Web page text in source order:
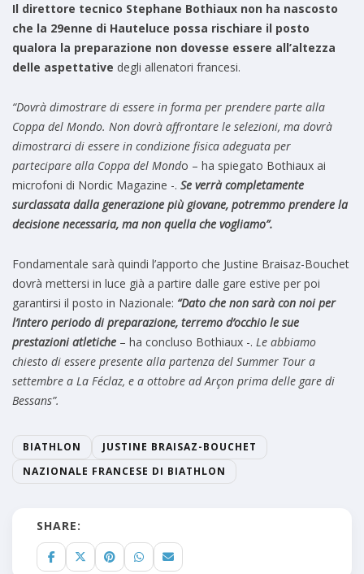
Il direttore tecnico Stephane Bothiaux non ha nascosto
che la 29enne di Hauteluce possa rischiare il posto
qualora la preparazione non dovesse essere all’altezza
delle aspettative degli allenatori francesi.
“Dovrà dimostrare di essere in forma per prendere parte alla
Coppa del Mondo. Non dovrà affrontare le selezioni, ma dovrà
dimostrarci di essere in condizione fisica adeguata per
partecipare alla Coppa del Mondo – ha spiegato Bothiaux ai
microfoni di Nordic Magazine -. Se verrà completamente
surclassata dalla generazione più giovane, potremmo prendere la
decisione necessaria, ma non quella che vogliamo”.
Fondamentale sarà quindi l’apporto che Justine Braisaz-Bouchet
dovrà mettersi in luce già a partire dalle gare estive per poi
garantirsi il posto in Nazionale: “Dato che non sarà con noi per
l’intero periodo di preparazione, terremo d’occhio le sue
prestazioni atletiche – ha concluso Bothiaux -. Le abbiamo
chiesto di essere presente alla partenza del Summer Tour a
settembre a La Féclaz, e a ottobre ad Arçon prima delle gare di
Bessans”.
BIATHLON
JUSTINE BRAISAZ-BOUCHET
NAZIONALE FRANCESE DI BIATHLON
SHARE: